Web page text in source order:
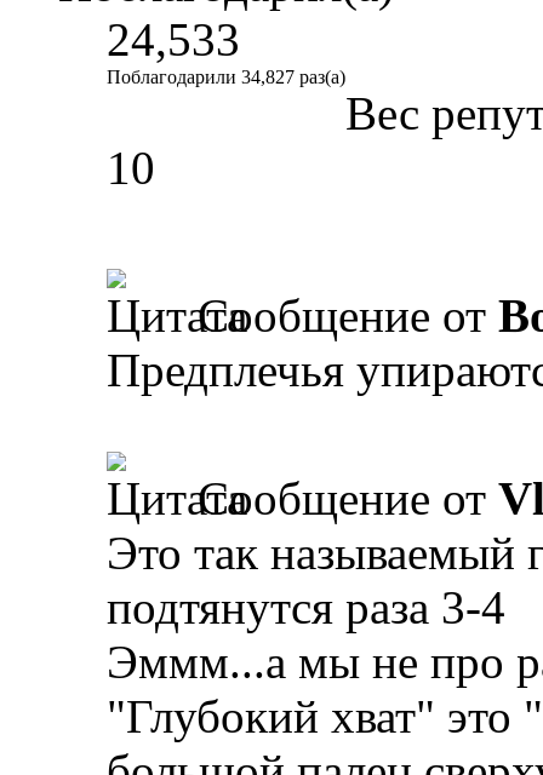
24,533
Поблагодарили 34,827 раз(а)
Вес
10
Сообщение от
Предплечья
Сообщение от
Это так называемый
подтянутся раза 3-4
Эммм...а мы не про
"Глубокий хват" это